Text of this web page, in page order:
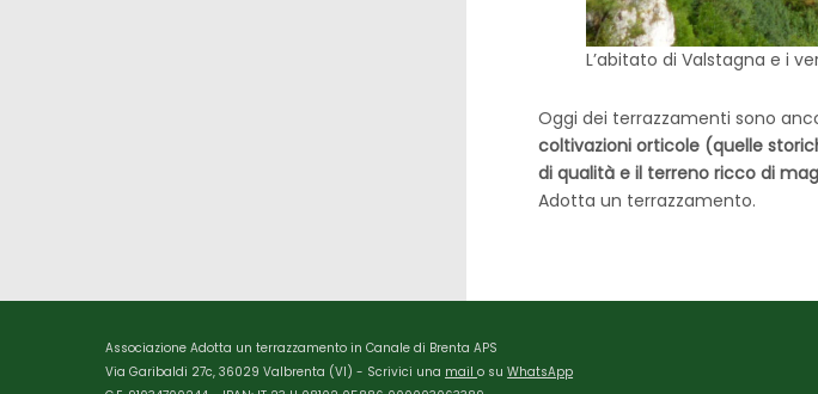
L’abitato di Valstagna e i
Oggi dei terrazzamenti sono
coltivazioni orticole (quelle
di qualità e il terreno ricco di
Adotta un terrazzamento.
Associazione Adotta un terrazzamento in Canale di Brenta APS
Via Garibaldi 27c, 36029 Valbrenta (VI) - Scrivici una mailo suWhatsApp